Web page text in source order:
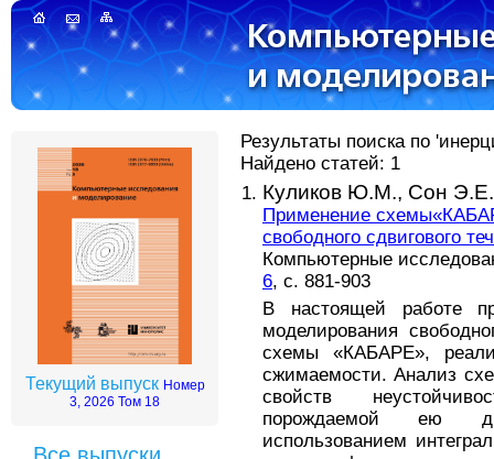
Текущий выпуск Номер
3, 2026 Том 18
Результаты поиска по
Найдено статей: 1
Куликов Ю.М., Сон Э.Е.
Применение
свободного сдвигового
Компьютерные
6, с. 881-903
В настоящей работе
моделирования
схемы «КАБАРЕ»,
сжимаемости. Анализ
свойств
порождаемой ею
использованием